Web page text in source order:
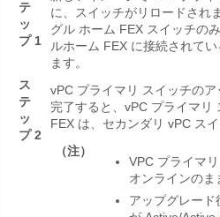
テ
ッ
プ 1
に、スイッチがリロードされ
グル ホーム FEX スイッチの
ルホーム FEX に接続されて
ます。
ス
テ
ッ
プ 2
vPC プライマリ スイッチの
完了すると、vPC プライマリ
FEX は、セカンダリ vPC ス
（注）
VPC プライマ
オンラインのま
アップグレー